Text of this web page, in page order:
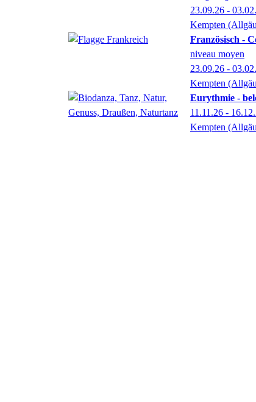
23.09.26 -
Kempten
Französisch -
niveau moyen
23.09.26 -
Kempten
Eurythmie -
11.11.26 -
Kempten